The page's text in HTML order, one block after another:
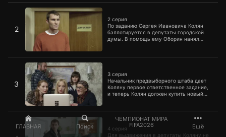
ГЛАВНАЯ Поиск
ЧЕМПИОНАТ МИРА
FIFA2026
Ещё
чтобы серьезно с ним поговорить.
2
2 серия
По заданию Сергея Ивановича Колян
баллотируется в депутаты городской
думы. В помощь ему Оборин нанял
работает в столовой, и к ней начинает
2 серия
3
3 серия
Начальник предвыборного штаба дает
Коляну первое ответственное задание,
и теперь Колян должен купить новый
3 серия
4 серия
Для выдвижения в депутаты Коляну не
4 серия